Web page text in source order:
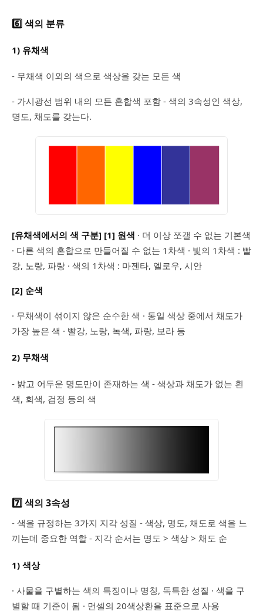
6️⃣ 색의 분류
1) 유채색
- 무채색 이외의 색으로 색상을 갖는 모든 색
- 가시광선 범위 내의 모든 혼합색 포함 - 색의 3속성인 색상,
명도, 채도를 갖는다.
[유채색에서의 색 구분] [1] 원색 · 더 이상 쪼갤 수 없는 기본색
· 다른 색의 혼합으로 만들어질 수 없는 1차색 · 빛의 1차색 : 빨
강, 노랑, 파랑 · 색의 1차색 : 마젠타, 엘로우, 시안
[2] 순색
· 무채색이 섞이지 않은 순수한 색 · 동일 색상 중에서 채도가
가장 높은 색 · 빨강, 노랑, 녹색, 파랑, 보라 등
2) 무채색
- 밝고 어두운 명도만이 존재하는 색 - 색상과 채도가 없는 흰
색, 회색, 검정 등의 색
7️⃣ 색의 3속성
- 색을 규정하는 3가지 지각 성질 - 색상, 명도, 채도로 색을 느
끼는데 중요한 역할 - 지각 순서는 명도 > 색상 > 채도 순
1) 색상
· 사물을 구별하는 색의 특징이나 명칭, 독특한 성질 · 색을 구
별할 때 기준이 됨 · 먼셀의 20색상환을 표준으로 사용